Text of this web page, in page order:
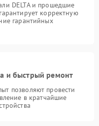
DELTA и прошедшие
корректную
гарантийных
и быстрый ремонт
позволяют провести
в кратчайшие